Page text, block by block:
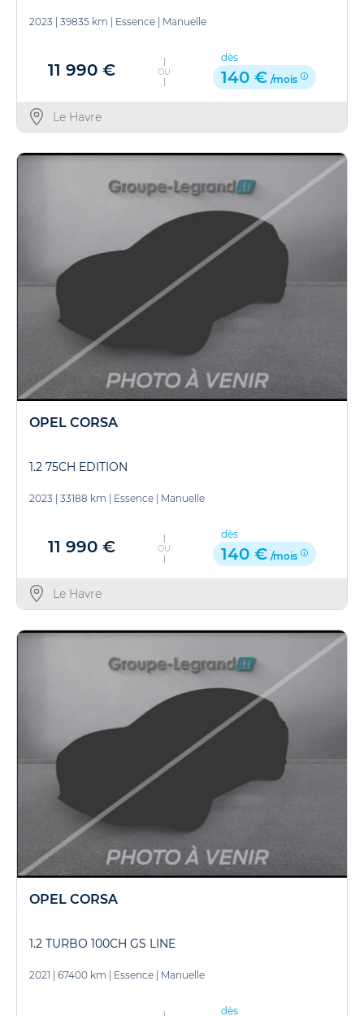
2023 | 39835 km | Essence | Manuelle
11 990 € OU
dès
140 € /mois
Le Havre
OPEL CORSA
1.2 75CH EDITION
2023 33188 km Essence Manuelle
11 990 € OU
dès
140 € /mois
Le Havre
OPEL CORSA
1.2 TURBO 100CH GS LINE
2021 67400 km Essence Manuelle
dès